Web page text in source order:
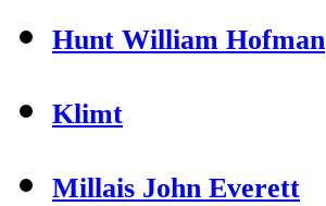
Hunt William Hofman
Klimt
Millais John Everett